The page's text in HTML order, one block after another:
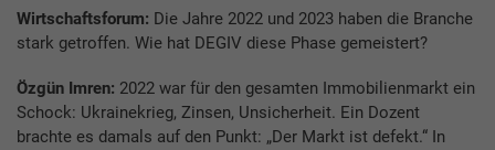
Wirtschaftsforum: Die Jahre 2022 und 2023 haben die Branche
stark getroffen. Wie hat DEGIV diese Phase gemeistert?
Özgün Imren: 2022 war für den gesamten Immobilienmarkt ein
Schock: Ukrainekrieg, Zinsen, Unsicherheit. Ein Dozent
brachte es damals auf den Punkt: „Der Markt ist defekt.“ In